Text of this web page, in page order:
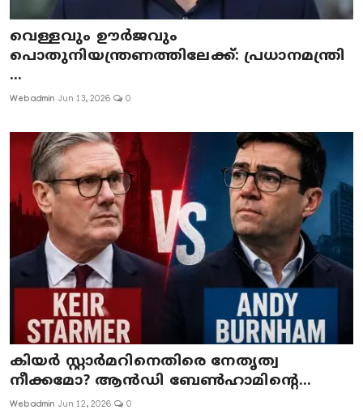
വെള്ളവും ഊർജവും
പൊതുനിയന്ത്രണത്തിലേക്ക്: പ്രധാനമന്ത്രി
...
Webadmin Jun 13, 2026 0
കിയർ സ്റ്റാർമറിനെതിരെ നേതൃത്വ
നീക്കമോ? ആൻഡി ബേൺഹാമിന്റെ...
Webadmin Jun 12, 2026 0